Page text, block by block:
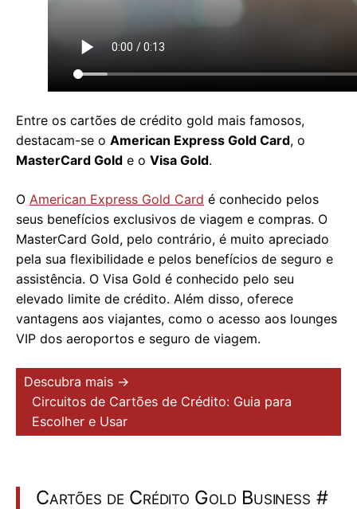
Entre os cartões de crédito gold mais famosos,
destacam-se o American Express Gold Card, o
MasterCard Gold e o Visa Gold.
O American Express Gold Card é conhecido pelos
seus benefícios exclusivos de viagem e compras. O
MasterCard Gold, pelo contrário, é muito apreciado
pela sua flexibilidade e pelos benefícios de seguro e
assistência. O Visa Gold é conhecido pelo seu
elevado limite de crédito. Além disso, oferece
vantagens aos viajantes, como o acesso aos lounges
VIP dos aeroportos e seguro de viagem.
Descubra mais →
Circuitos de Cartões de Crédito: Guia para
Escolher e Usar
Cartões de Crédito Gold Business #